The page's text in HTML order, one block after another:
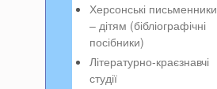
Херсонські письменники
– дітям (бібліографічні
посібники)
Літературно-краєзнавчі
студії